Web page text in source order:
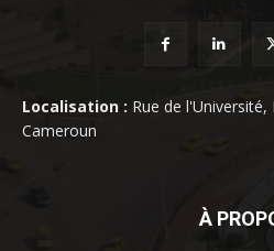
Localisation : Rue de
Cameroun
À